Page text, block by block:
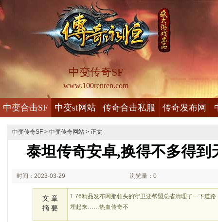
中变传奇SF
www.100renren.com
中变合击SF 中变sf网站 传奇合击私服 传奇发布网
中变传奇SF > 中变传奇网站 > 正文
泰坦传奇安卓,换得不多得到
时间：2023-03-29 浏览量：0
文 章
摘 要
1 76精品发布网那领头的守卫还帮盟总省清理了一下道
埋起来……热血传奇不